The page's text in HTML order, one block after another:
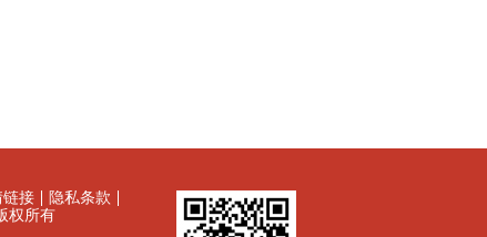
链接
隐私条款
权所有